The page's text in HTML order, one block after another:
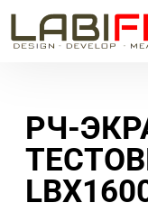
РЧ-